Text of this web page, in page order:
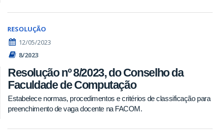
RESOLUÇÃO
12/05/2023
8/2023
Resolução nº 8/2023, do Conselho da
Faculdade de Computação
Estabelece normas, procedimentos e critérios de classificação para
preenchimento de vaga docente na FACOM.